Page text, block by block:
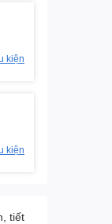
kiện
kiện
tiết